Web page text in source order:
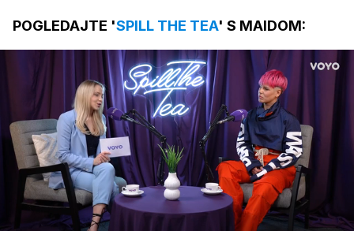
POGLEDAJTE 'SPILL THE TEA' S MAIDOM: